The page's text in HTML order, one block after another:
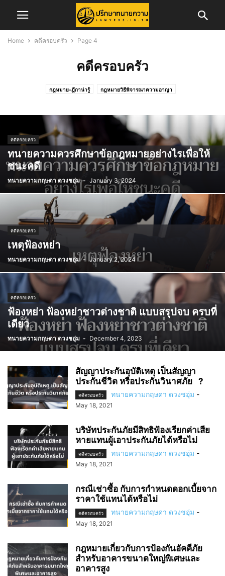
Home คดีครอบครัว Page 4
คดีครอบครัว
กฎหมาย-ฎีกาน่ารู้ กฎหมายวิธีพิจารณาความอาญา
ข่าวสอบทนายความ ข่าวสอบผู้พิพากษา/อัยการ ข่าวสาร ข่าวสารทนายความ
ข่าวสารสภาทนายความ ข่าวสารสภาทนายความส่วนภูมิภาค
คดีอาญา คดีแพ่ง ความรู้ในการพัฒนาวิชาชีพทนายความ
ทริบเทคนิค/บทความ ทั้งหมด บทความ บทความคดีแพ่ง
บทความและงานวิจัย ประกันภัย ประวัติทนายความ พ.ร.บ.จราจรทางบก
รับสมัครพนักงาน ศูนย์อำนวยการเลือกตั้ง สาระน่ารู้ สำนักฝึกอบรมวิชาว่าความ
สิทธิประโยชน์ทนายความ เรื่องทั่วไป แรงงาน
คดีครอบครัว
ทนายความควรศึกษาข้อกฎหมายอย่างไรเพื่อให้
ชนะคดี
ทนายความกฤษดา ดวงชอุ่ม - January 3, 2024
คดีครอบครัว
เหตุฟ้องหย่า
ทนายความกฤษดา ดวงชอุ่ม - January 2, 2024
คดีครอบครัว
ฟ้องหย่า ฟ้องหย่าชาวต่างชาติ แบบสรุปจบ ครบที่
เดียว
ทนายความกฤษดา ดวงชอุ่ม - December 4, 2023
สัญญาประกันอุบัติเหตุ เป็นสัญญา
ประกันชีวิต หรือประกันวินาศภัย ?
คดีครอบครัว ทนายความกฤษดา ดวงชอุ่ม -
May 18, 2021
บริษัทประกันภัยมีสิทธิฟ้องเรียกค่าเสีย
หายแทนผู้เอาประกันภัยได้หรือไม่
คดีครอบครัว ทนายความกฤษดา ดวงชอุ่ม -
May 18, 2021
กรณีเช่าซื้อ กับการกำหนดดอกเบี้ยจาก
ราคาใช้แทนได้หรือไม่
คดีครอบครัว ทนายความกฤษดา ดวงชอุ่ม -
May 18, 2021
กฎหมายเกี่ยวกับการป้องกันอัคคีภัย
สำหรับอาคารขนาดใหญ่พิเศษและ
อาคารสูง